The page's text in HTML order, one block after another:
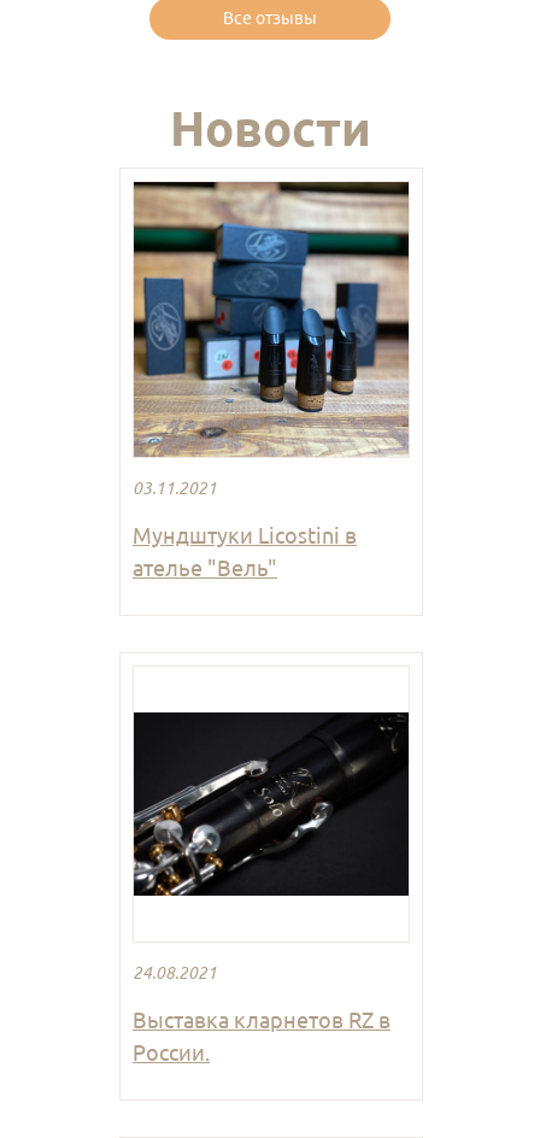
Все отзывы
Новости
03.11.2021
Мундштуки Licostini в
ателье "Вель"
24.08.2021
Выставка кларнетов RZ в
России.